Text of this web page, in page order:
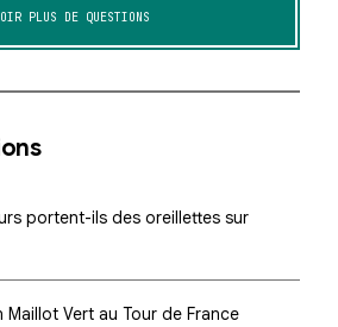
PLUS DE QUESTIONS
portent-ils des oreillettes sur
Vert au Tour de France